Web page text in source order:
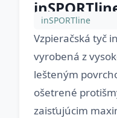
inSPORTline
Vzpieračská tyč
vyrobená z
lešteným
ošetrené
zaisťujúcim